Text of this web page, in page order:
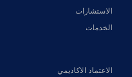
الاستشارات
الخدمات
الاعتماد الاكاديمي